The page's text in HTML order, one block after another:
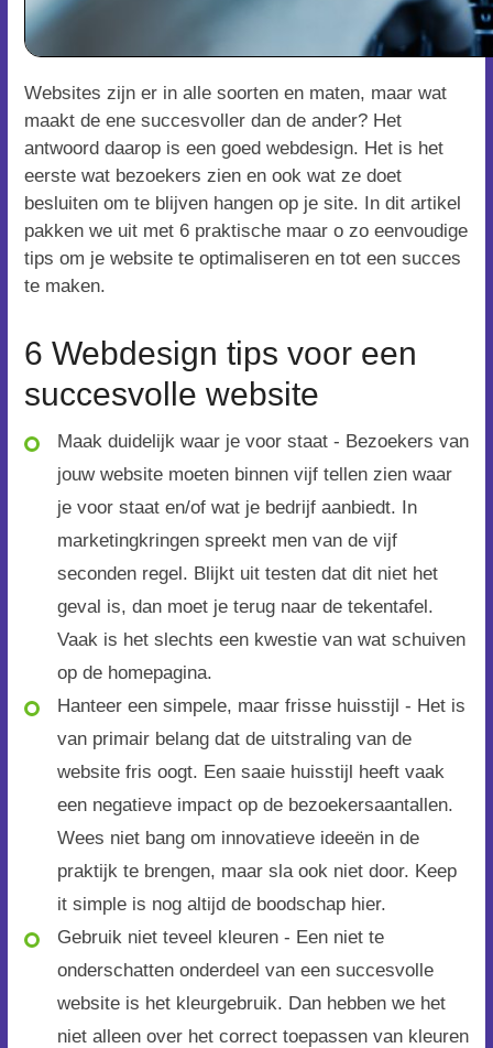
Websites zijn er in alle soorten en maten, maar wat
maakt de ene succesvoller dan de ander? Het
antwoord daarop is een goed webdesign. Het is het
eerste wat bezoekers zien en ook wat ze doet
besluiten om te blijven hangen op je site. In dit artikel
pakken we uit met 6 praktische maar o zo eenvoudige
tips om je website te optimaliseren en tot een succes
te maken.
6 Webdesign tips voor een
succesvolle website
Maak duidelijk waar je voor staat - Bezoekers van
jouw website moeten binnen vijf tellen zien waar
je voor staat en/of wat je bedrijf aanbiedt. In
marketingkringen spreekt men van de vijf
seconden regel. Blijkt uit testen dat dit niet het
geval is, dan moet je terug naar de tekentafel.
Vaak is het slechts een kwestie van wat schuiven
op de homepagina.
Hanteer een simpele, maar frisse huisstijl - Het is
van primair belang dat de uitstraling van de
website fris oogt. Een saaie huisstijl heeft vaak
een negatieve impact op de bezoekersaantallen.
Wees niet bang om innovatieve ideeën in de
praktijk te brengen, maar sla ook niet door. Keep
it simple is nog altijd de boodschap hier.
Gebruik niet teveel kleuren - Een niet te
onderschatten onderdeel van een succesvolle
website is het kleurgebruik. Dan hebben we het
niet alleen over het correct toepassen van kleuren